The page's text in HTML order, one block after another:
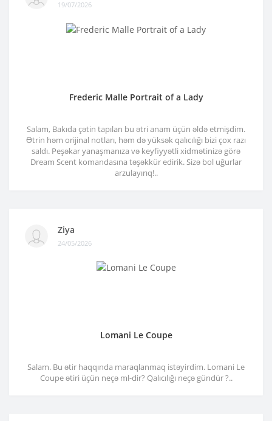
19/07/2026
Frederic Malle Portrait of a Lady
Salam, Bakıda çətin tapılan bu ətri anam üçün əldə etmişdim.
Ətrin həm orijinal notları, həm də yüksək qalıcılığı bizi çox razı
saldı. Peşəkar yanaşmanıza və keyfiyyətli xidmətinizə görə
Dream Scent komandasına təşəkkür edirik. Sizə bol uğurlar
arzulayırıq!..
Ziya
24/05/2026
Lomani Le Coupe
Salam. Bu ətir haqqında maraqlanmaq istəyirdim. Lomani Le
Coupe ətiri üçün neçə ml-dir? Qalıcılığı neçə gündür ?..